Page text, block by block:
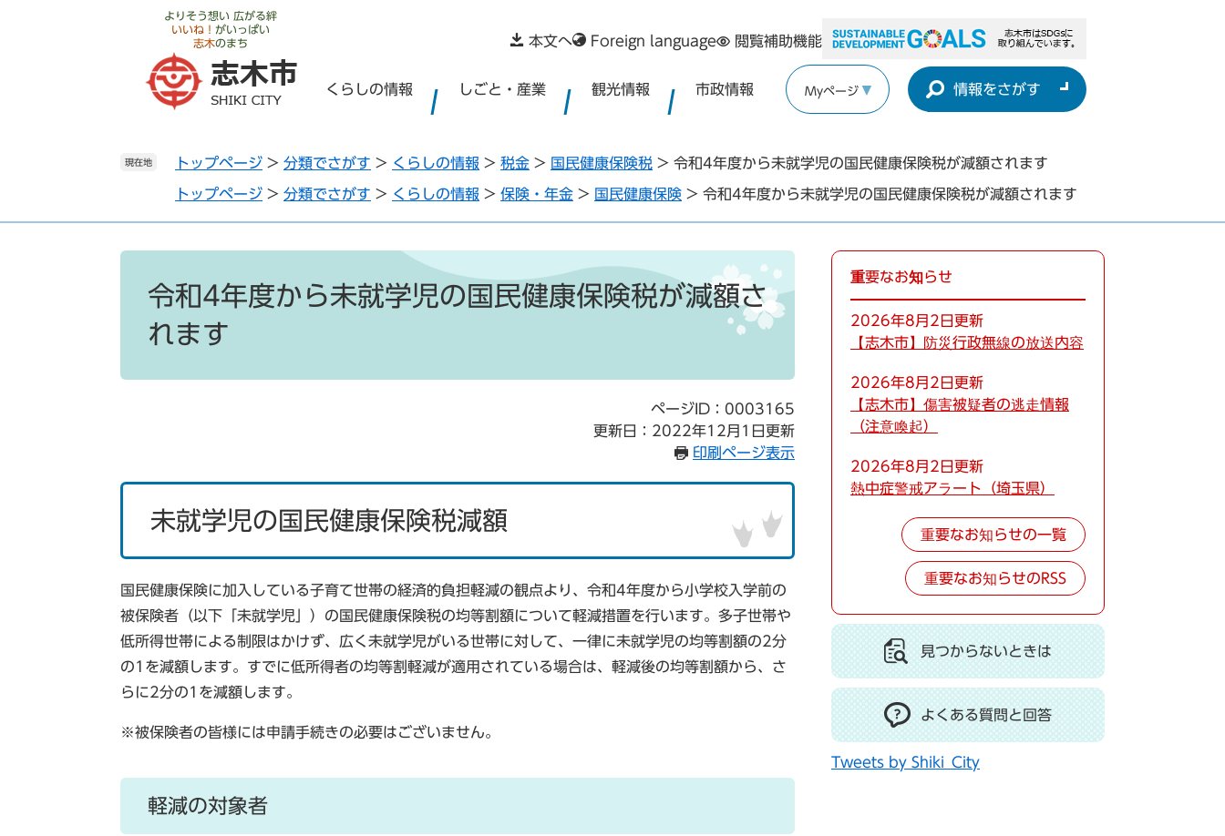
よりそう想い 広がる絆
いいね！ がいっぱい
志木のまち 本文へ Foreign language 閲覧補助機能
くらしの情報 しごと・産業 観光情報 市政情報 Myページ 情報をさがす
現在地 トップページ > 分類でさがす > くらしの情報 > 税金 > 国民健康保険税 > 令和4年度から未就学児の国民健康保険税が減額されます
トップページ > 分類でさがす > くらしの情報 > 保険・年金 > 国民健康保険 > 令和4年度から未就学児の国民健康保険税が減額されます
令和4年度から未就学児の国民健康保険税が減額さ
れます
ページID：0003165
更新日：2022年12月1日更新
印刷ページ表示
未就学児の国民健康保険税減額
国民健康保険に加入している子育て世帯の経済的負担軽減の観点より、令和4年度から小学校入学前の
被保険者（以下「未就学児」）の国民健康保険税の均等割額について軽減措置を行います。多子世帯や
低所得世帯による制限はかけず、広く未就学児がいる世帯に対して、一律に未就学児の均等割額の2分
の1を減額します。すでに低所得者の均等割軽減が適用されている場合は、軽減後の均等割額から、さ
らに2分の1を減額します。
※被保険者の皆様には申請手続きの必要はございません。
軽減の対象者
重要なお知らせ
2026年8月2日更新
【志木市】防災行政無線の放送内容
2026年8月2日更新
【志木市】傷害被疑者の逃走情報
（注意喚起）
2026年8月2日更新
熱中症警戒アラート（埼玉県）
重要なお知らせの一覧
重要なお知らせのRSS
見つからないときは
よくある質問と回答
Tweets by Shiki_City